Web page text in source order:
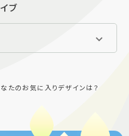
ブ
なたのお気に入りデザインは？